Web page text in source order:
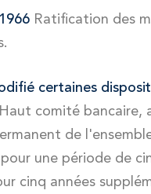
Ratification des
certaines
comité bancaire,
de
une période de
cinq années